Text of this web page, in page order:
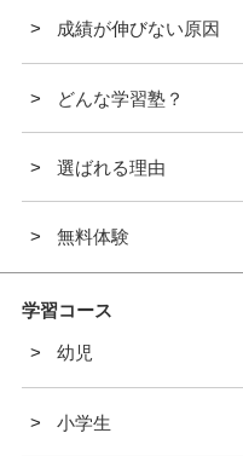
成績が伸びない原因
どんな学習塾？
選ばれる理由
無料体験
学習コース
幼児
小学生